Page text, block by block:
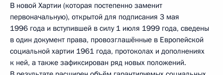
В новой Хартии (которая постепенно заменит
первоначальную), открытой для подписания 3 мая
1996 года и вступившей в силу 1 июля 1999 года, сведены
в один документ права, провозглашённые в Европейской
социальной хартии 1961 года, протоколах и дополнениях
к ней, а также зафиксирован ряд новых положений.